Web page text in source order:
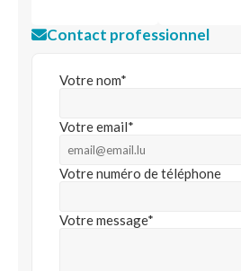
Contact professionnel
Votre nom*
Votre email*
Votre numéro de téléphone
Votre message*